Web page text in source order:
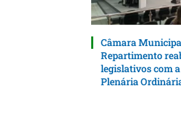
Câmara
Repartimento
legislativos com a
Plenária